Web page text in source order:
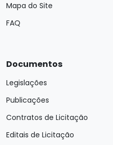
Mapa do Site
FAQ
Documentos
Legislações
Publicações
Contratos de Licitação
Editais de Licitação